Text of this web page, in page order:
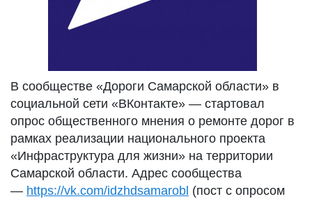
В сообществе «Дороги Самарской области» в
социальной сети «ВКонтакте» — стартовал
опрос общественного мнения о ремонте дорог в
рамках реализации национального проекта
«Инфраструктура для жизни» на территории
Самарской области. Адрес сообщества
— https://vk.com/idzhdsamarobl (пост с опросом